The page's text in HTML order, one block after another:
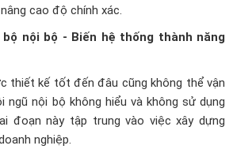
cao độ chính xác.
nội bộ - Biến hệ thống thành năng
thiết kế tốt đến đâu cũng không thể vận
ngũ nội bộ không hiểu và không sử dụng
đoạn này tập trung vào việc xây dựng
nghiệp.